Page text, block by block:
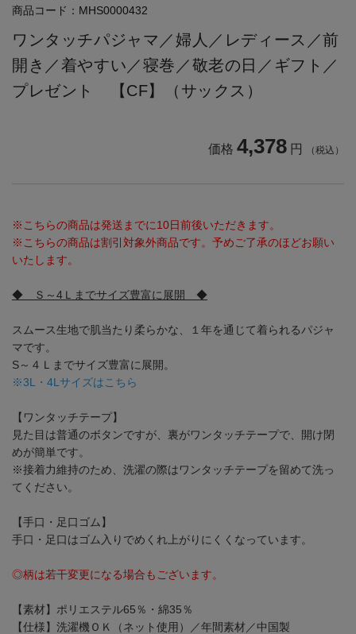
商品コード： MHS0000432
ワンタッチパジャマ／婦人／レディース／前
開き／着やすい／寝巻／敬老の日／ギフト／
プレゼント 【CF】（サックス）
価格 4,378 円 （税込）
※こちらの商品は発送までに10日前後いただきます。
※こちらの商品は割引対象外商品です。予めご了承のほどお願い
いたします。
◆ Ｓ～4Ｌまでサイズ豊富に展開 ◆
スムース生地で肌当たり柔らかな、１年を通じて着られるパジャ
マです。
S～４Ｌまでサイズ豊富に展開。
※3L・4Lサイズはこちら
【ワンタッチテープ】
見た目は普通のボタンですが、裏がワンタッチテープで、開け閉
めが簡単です。
※接着力維持のため、洗濯の際はワンタッチテープを留めて洗っ
てください。
【手口・足口ゴム】
手口・足口はゴム入りでめくれ上がりにくくなっています。
◎柄は若干変更になる場合もございます。
【素材】ポリエステル65％・綿35％
【仕様】洗濯機ＯＫ（ネット使用）／年間素材／中国製